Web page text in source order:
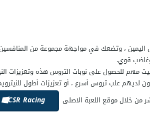
اليمين ، وتضعك في مواجهة مجموعة من
وغاضب قوي.
مهم للحصول على نوبات التروس هذه وتعزيزات
علب تروس أسرع ، أو تعزيزات أطول
CSR Racing